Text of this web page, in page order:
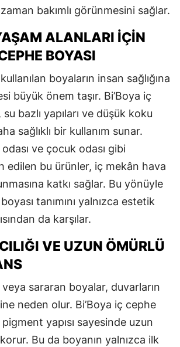
bakımlı görünmesini sağlar.
ALANLARI İÇIN
BOYASI
boyaların insan sağlığına
büyük önem taşır. Bi’Boya iç
bazlı yapıları ve düşük koku
sağlıklı bir kullanım sunar.
ve çocuk odası gibi
edilen bu ürünler, iç mekân hava
katkı sağlar. Bu yönüyle
tanımını yalnızca estetik
da karşılar.
VE UZUN ÖMÜRLÜ
sararan boyalar, duvarların
neden olur. Bi’Boya iç cephe
yapısı sayesinde uzun
korur. Bu da boyanın yalnızca ilk